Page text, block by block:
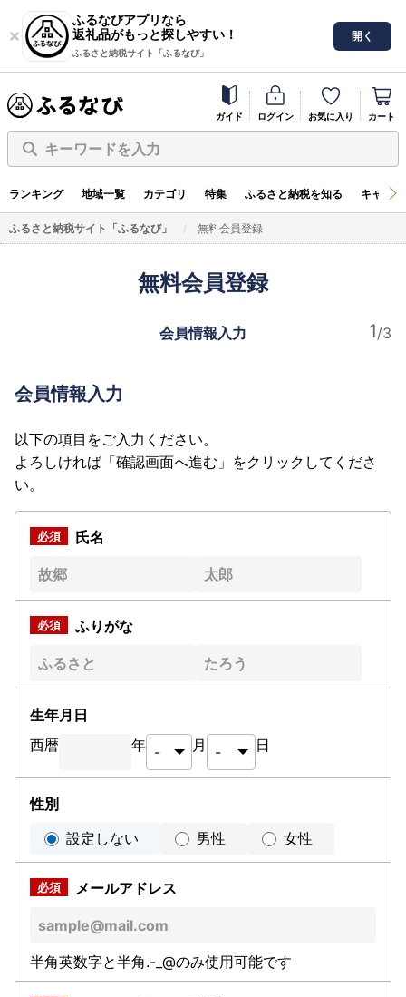
ふるなびアプリなら
返礼品がもっと探しやすい！
ふるさと納税サイト「ふるなび」
開く
ガイド ログイン お気に入り カート
キーワードを入力
ランキング 地域一覧 カテゴリ 特集 ふるさと納税を知る キャン
ふるさと納税サイト「ふるなび」 無料会員登録
無料会員登録
会員情報入力
会員情報入力
以下の項目をご入力ください。
よろしければ「確認画面へ進む」をクリックしてくださ
い。
氏名
ふりがな
生年月日
西暦
年 月 日
性別
設定しない
男性 女性
メールアドレス
半角英数字と半角.-_@のみ使用可能です